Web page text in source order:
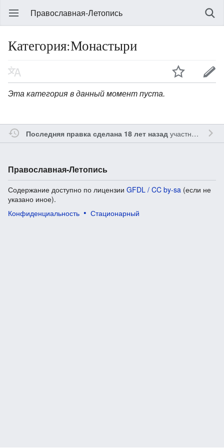
Православная-Летопись
Категория:Монастыри
Эта категория в данный момент пуста.
Последняя правка сделана 18 лет назадучастником Gleb
Православная-Летопись
Содержание доступно по лицензии GFDL / CC by-sa (если не
указано иное).
Конфиденциальность
Стационарный